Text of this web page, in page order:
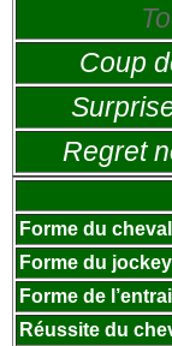
Coup
Regret
Forme du cheval
Forme du jockey
Forme de
Réussite du